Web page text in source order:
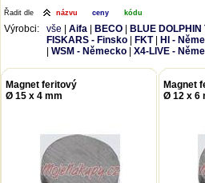
Řadit dle názvu ceny kódu
Výrobci: vše Aifa BECO
BLUE
FISKARS - Finsko
FKT|
HI -
WSM - Německo X4-LIVE -
Magnet feritový
Ø 15 x 4 mm
Magnet
Ø 12 x 6